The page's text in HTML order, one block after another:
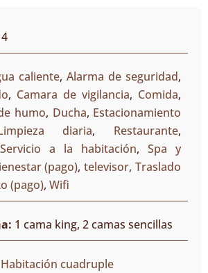
4
caliente,Alarma de seguridad,
, Camara de vigilancia, Comida,
humo, Ducha, Estacionamiento
diaria, Restaurante,
Servicio a la habitación,Spa y
(pago),televisor,Traslado
(pago), Wifi
1 cama king, 2 camas sencillas
Habitación cuadruple